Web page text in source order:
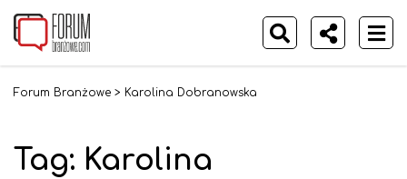
Forum Branżowe > Karolina Dobranowska
Tag: Karolina